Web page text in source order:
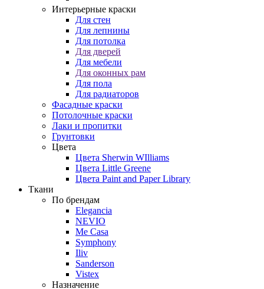
Интерьерные краски
Для стен
Для лепнины
Для потолка
Для дверей
Для мебели
Для оконных рам
Для пола
Для радиаторов
Фасадные краски
Потолочные краски
Лаки и пропитки
Грунтовки
Цвета
Цвета Sherwin WIlliams
Цвета Little Greene
Цвета Paint and Paper Library
Ткани
По брендам
Elegancia
NEVIO
Me Casa
Symphony
Iliv
Sanderson
Vistex
Назначение